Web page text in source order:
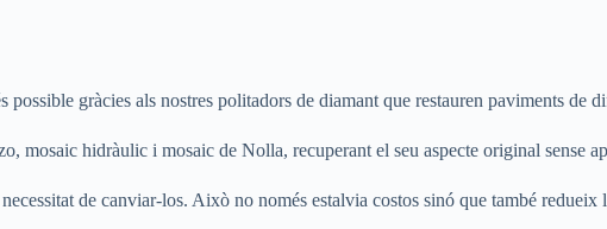
gràcies als nostres politadors de diamant que restauren paviments de
mosaic hidràulic i mosaic de Nolla, recuperant el seu aspecte original sense
de canviar-los. Això no només estalvia costos sinó que també redueix